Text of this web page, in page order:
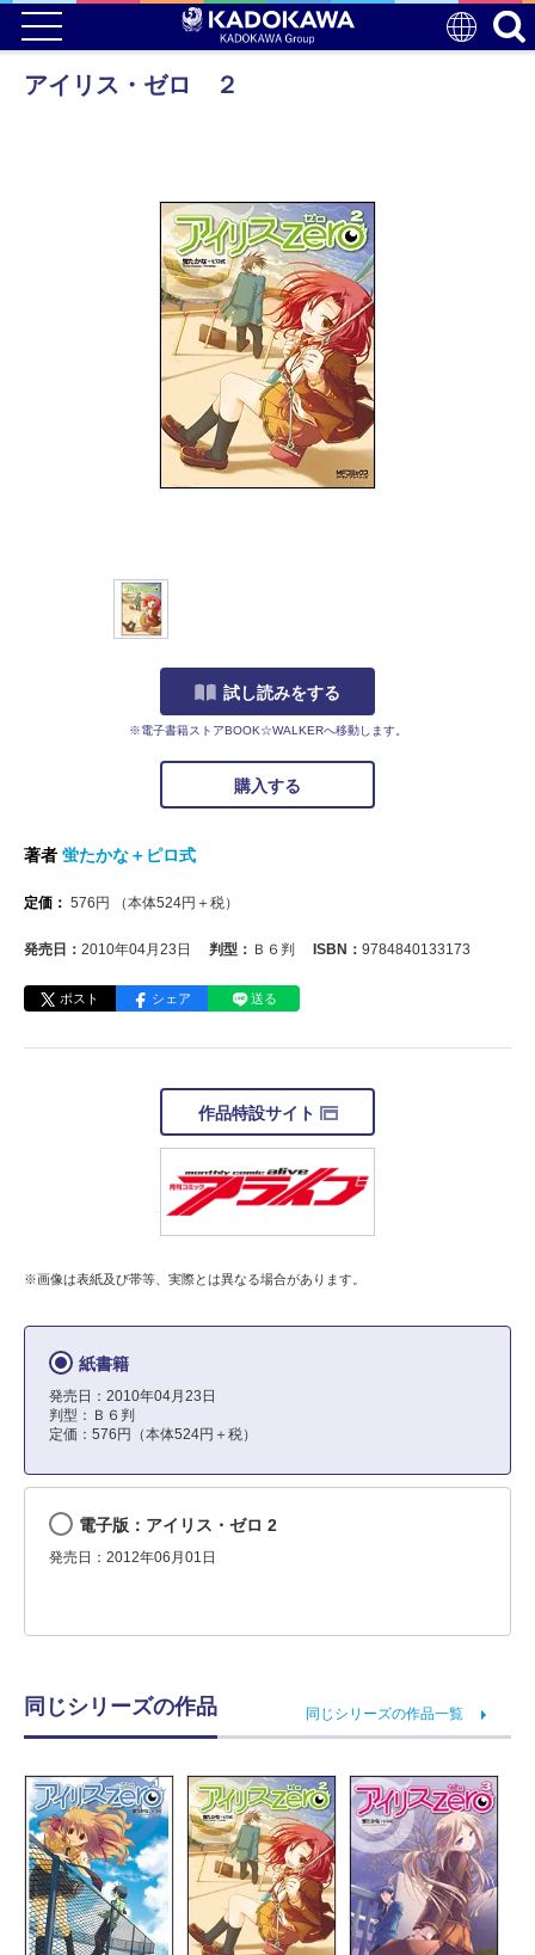
アイリス・ゼロ ２
試し読みをする
※電子書籍ストアBOOK☆WALKERへ移動します。
購入する
著者 蛍たかな＋ピロ式
定価： 576 円 （本体524円＋税）
発売日： 2010年04月23日 判型： Ｂ６判 ISBN： 9784840133173
ポスト シェア 送る
作品特設サイト
※画像は表紙及び帯等、実際とは異なる場合があります。
紙書籍
発売日：2010年04月23日
判型：Ｂ６判
定価：576円（本体524円＋税）
電子版：アイリス・ゼロ 2
発売日：2012年06月01日
同じシリーズの作品 同じシリーズの作品一覧